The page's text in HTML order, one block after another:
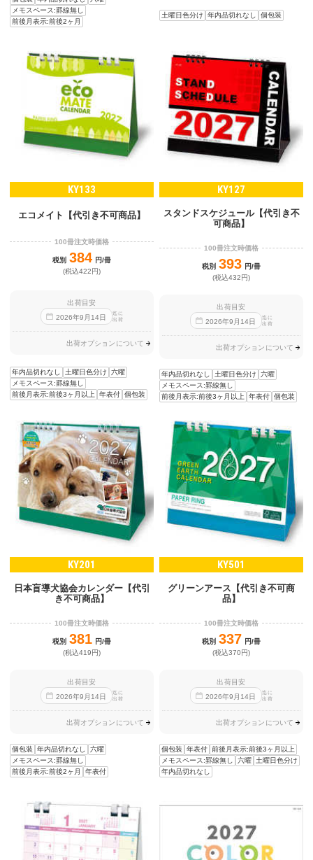
メモスペース:罫線無し
前後月表示:前後2ヶ月
土曜日色分け 年内品切れなし 個包装
KY133
エコメイト【代引き不可商品】
100冊注文時価格
税別 384 円/冊
(税込422円)
出荷目安
2026年9 月 14日
迄に
出荷
出荷オプションについて
年内品切れなし 土曜日色分け
六曜
メモスペース:罫線無し
前後月表示:前後3ヶ月以上
年表付 個包装
KY127
スタンドスケジュール【代引き不
可商品】
100冊注文時価格
税別 393 円/冊
(税込432円)
出荷目安
2026年9 月 14日
迄に
出荷
出荷オプションについて
年内品切れなし 土曜日色分け
六曜
メモスペース:罫線無し
前後月表示:前後3ヶ月以上
年表付 個包装
KY201
日本盲導犬協会カレンダー【代引
き不可商品】
100冊注文時価格
税別 381 円/冊
(税込419円)
出荷目安
2026年9 月 14日
迄に
出荷
出荷オプションについて
個包装 年内品切れなし
六曜
メモスペース:罫線無し
前後月表示:前後2ヶ月
年表付
KY501
グリーンアース【代引き不可商
品】
100冊注文時価格
税別 337 円/冊
(税込370円)
出荷目安
2026年9 月 14日
迄に
出荷
出荷オプションについて
個包装 年表付 前後月表示:前後3ヶ月以上
メモスペース:罫線無し
六曜
土曜日色分け
年内品切れなし